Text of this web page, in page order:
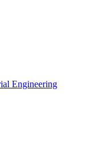
Engineering